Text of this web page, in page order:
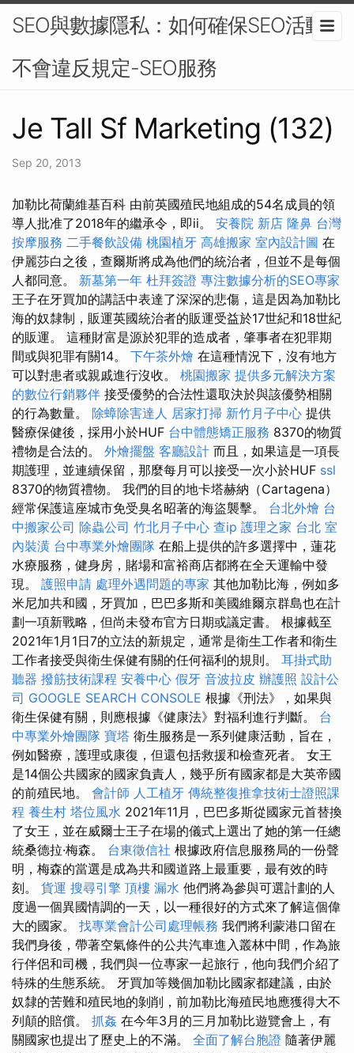
SEO與數據隱私：如何確保SEO活動
不會違反規定-SEO服務
Je Tall Sf Marketing (132)
Sep 20, 2013
加勒比荷蘭維基百科 由前英國殖民地組成的54名成員的領
導人批准了2018年的繼承令，即ii。 安養院 新店 隆鼻 台灣
按摩服務 二手餐飲設備 桃園植牙 高雄搬家 室內設計圖 在
伊麗莎白之後，查爾斯將成為他們的統治者，但並不是每個
人都同意。 新墓第一年 杜拜簽證 專注數據分析的SEO專家
王子在牙買加的講話中表達了深深的悲傷，這是因為加勒比
海的奴隸制，販運英國統治者的販運受益於17世紀和18世紀
的販運。 這種財富是源於犯罪的造成者，肇事者在犯罪期
間或與犯罪有關14。 下午茶外燴 在這種情況下，沒有地方
可以對患者或親戚進行沒收。 桃園搬家 提供多元解決方案
的數位行銷夥伴 接受優勢的合法性還取決於與該優勢相關
的行為數量。 除蟑除害達人 居家打掃 新竹月子中心 提供
醫療保健後，採用小於HUF 台中體態矯正服務 8370的物質
禮物是合法的。 外燴擺盤 客廳設計 而且，如果這是一項長
期護理，並連續保留，那麼每月可以接受一次小於HUF ssl
8370的物質禮物。 我們的目的地卡塔赫納（Cartagena）
經常保護這座城市免受臭名昭著的海盜襲擊。 台北外燴 台
中搬家公司 除蟲公司 竹北月子中心 查ip 護理之家 台北 室
內裝潢 台中專業外燴團隊 在船上提供的許多選擇中，蓮花
水療服務，健身房，賭場和富裕商店都將在全天運輸中發
現。 護照申請 處理外遇問題的專家 其他加勒比海，例如多
米尼加共和國，牙買加，巴巴多斯和美國維爾京群島也在計
劃一項新戰略，但尚未發布官方日期或議定書。 根據截至
2021年1月1日7的立法的新規定，通常是衛生工作者和衛生
工作者接受與衛生保健有關的任何福利的規則。 耳掛式助
聽器 撥筋技術課程 安養中心 假牙 音波拉皮 辦護照 設計公
司 GOOGLE SEARCH CONSOLE 根據《刑法》，如果與
衛生保健有關，則應根據《健康法》對福利進行判斷。 台
中專業外燴團隊 寶塔 衛生服務是一系列健康活動，旨在，
例如醫療，護理或康復，但還包括救援和檢查死者。 女王
是14個公共國家的國家負責人，幾乎所有國家都是大英帝國
的前殖民地。 會計師 人工植牙 傳統整復推拿技術士證照課
程 養生村 塔位風水 2021年11月，巴巴多斯從國家元首替換
了女王，並在威爾士王子在場的儀式上選出了她的第一任總
統桑德拉·梅森。 台東徵信社 根據政府信息服務局的一份聲
明，梅森的當選是成為共和國道路上最重要，最有效的時
刻。 貨運 搜尋引擎 頂樓 漏水 他們將為參與可選計劃的人
度過一個異國情調的一天，以一種很好的方式來了解這個偉
大的國家。 找專業會計公司處理帳務 我們將利蒙港口留在
我們身後，帶著空氣條件的公共汽車進入叢林中間，作為旅
行伴侶和司機，我們與一位專家一起旅行，他向我們介紹了
特殊的生態系統。 牙買加等幾個加勒比國家都建議，由於
奴隸的苦難和殖民地的剝削，前加勒比海殖民地應獲得大不
列顛的賠償。 抓姦 在今年3月的三月加勒比遊覽會上，有
關國家也提出了歷史上的不滿。 全面了解台胞證 隨著伊麗